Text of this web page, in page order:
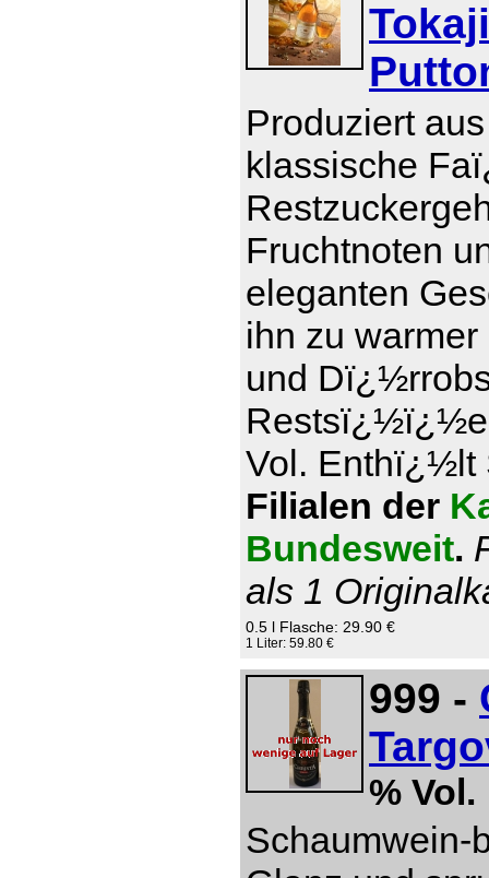
Produziert
klassische
Fruchtnoten
eleganten
ihn zu
und
Restsï¿½ï¿½e
Vol. Enthï¿½lt
Filialen der
Bundesweit.
als 1
0.5 l Flasche: 29.90 €
1 Liter: 59.80 €
999 -
% Vol.
Schaumwein-